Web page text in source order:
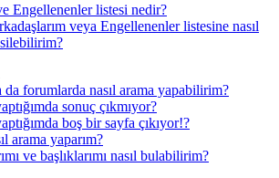
Engellenenler listesi nedir?
veya Engellenenler listesine nasıl
forumlarda nasıl arama yapabilirim?
sonuç çıkmıyor?
boş bir sayfa çıkıyor!?
arama yaparım?
ve başlıklarımı nasıl bulabilirim?